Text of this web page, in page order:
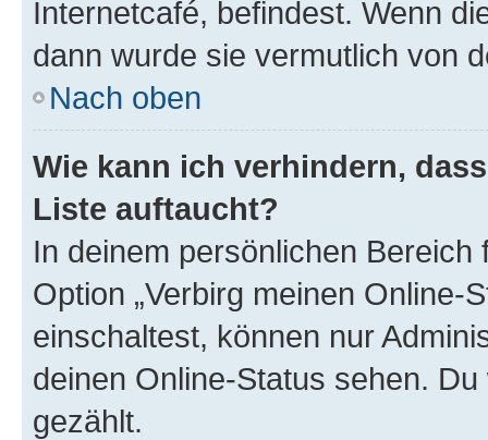
Internetcafé, befindest. Wenn
dann wurde sie vermutlich von
Nach oben
Wie kann ich verhindern,
Liste auftaucht?
In deinem persönlichen
Option „Verbirg meinen Online-
einschaltest, können nur
deinen Online-Status sehen.
gezählt.